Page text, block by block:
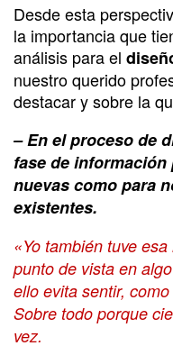
Desde esta
la importancia que
análisis para el
nuestro querido
destacar y sobre la
– En el proceso de
fase de
nuevas como para
existentes.
«Yo también tuve
punto de vista en
ello evita sentir,
Sobre todo porque
vez.